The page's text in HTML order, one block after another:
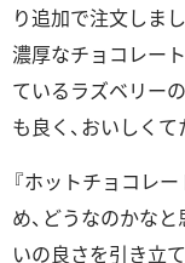
り追加で注文しまし
濃厚なチョコレー
ているラズベリー
も良く、おいしくて
『ホットチョコレ
め、どうなのかな
いの良さを引き立